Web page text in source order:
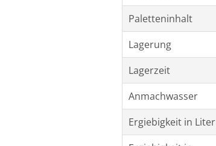
Paletteninhalt
Lagerung
Lagerzeit
Anmachwasser
Ergiebigkeit in Liter